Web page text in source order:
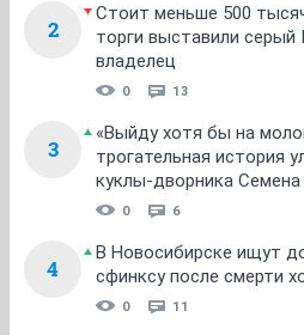
2
Стоит меньше 500
торги выставили
владелец
0 13
3
«Выйду хотя бы на
трогательная история
куклы-дворника
0 6
4
В Новосибирске ищут
сфинксу после смерти
0 11